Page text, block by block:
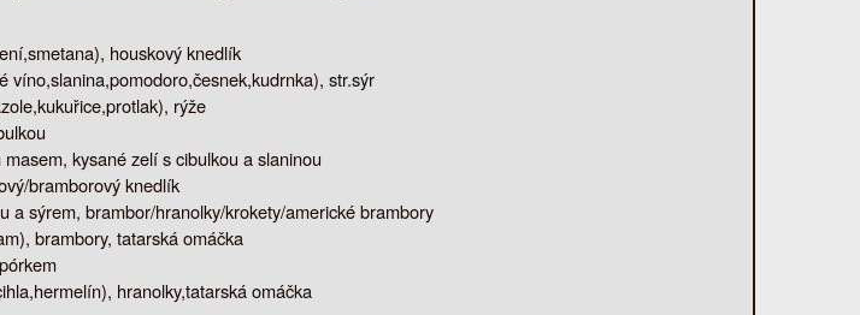
houskový knedlík
str.sýr
rýže
kysané zelí s cibulkou a slaninou
bramborový knedlík
a sýrem, brambor/hranolky/krokety/americké brambory
brambory, tatarská omáčka
hranolky,tatarská omáčka